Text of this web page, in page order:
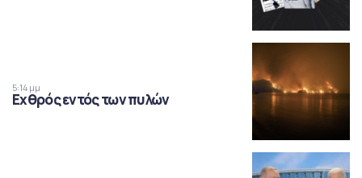
5:14 μμ
Εχθρός εντός των πυλών